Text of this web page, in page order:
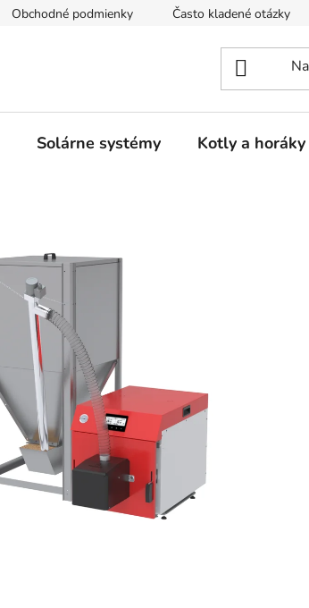
Obchodné podmienky Často kladené otázky
Solárne systémy Kotly a horáky